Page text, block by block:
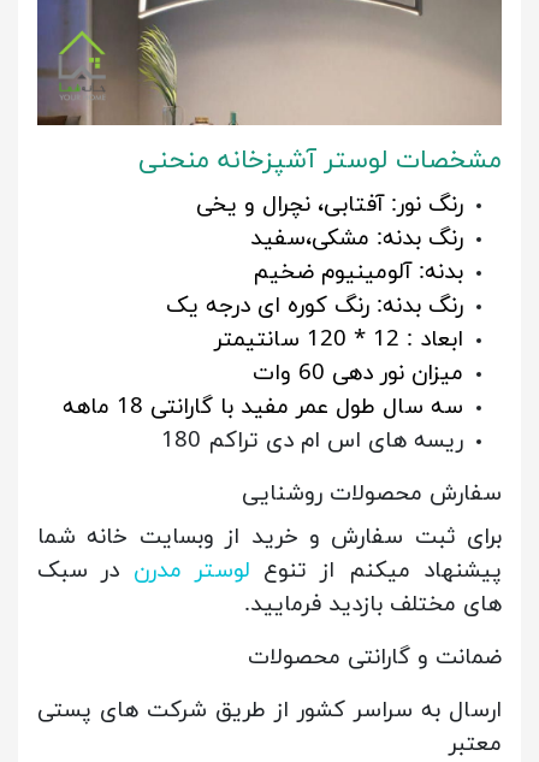
مشخصات لوستر آشپزخانه منحنی
رنگ نور: آفتابی، نچرال و یخی
رنگ بدنه: مشکی،سفید
بدنه: آلومینیوم ضخیم
رنگ بدنه: رنگ کوره ای درجه یک
ابعاد : 12 * 120 سانتیمتر
میزان نور دهی 60 وات
سه سال طول عمر مفید با گارانتی 18 ماهه
ریسه های اس ام دی تراکم 180
سفارش محصولات روشنایی
برای ثبت سفارش و خرید از وبسایت خانه شما
پیشنهاد میکنم از تنوع لوستر مدرن در سبک
های مختلف بازدید فرمایید.
ضمانت و گارانتی محصولات
ارسال به سراسر کشور از طریق شرکت های پستی
معتبر